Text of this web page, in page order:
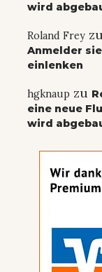
wird
Roland Frey zu
Anmelder
einlenken
hgknaup zu
eine neue
wird